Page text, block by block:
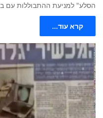
הסלע" למניעת ההתבוללות עם בני
קרא עוד...